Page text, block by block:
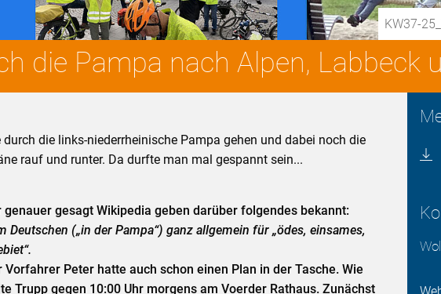
KW37-
die Pampa nach Alpen, Labbeck
die links-niederrheinische Pampa gehen und dabei noch die
rauf und runter. Da durfte man mal gespannt sein...
gesagt Wikipedia geben darüber folgendes bekannt:
(„in der Pampa“) ganz allgemein für „ödes, einsames,
Peter hatte auch schon einen Plan in der Tasche. Wie
Trupp gegen 10:00 Uhr morgens am Voerder Rathaus. Zunächst